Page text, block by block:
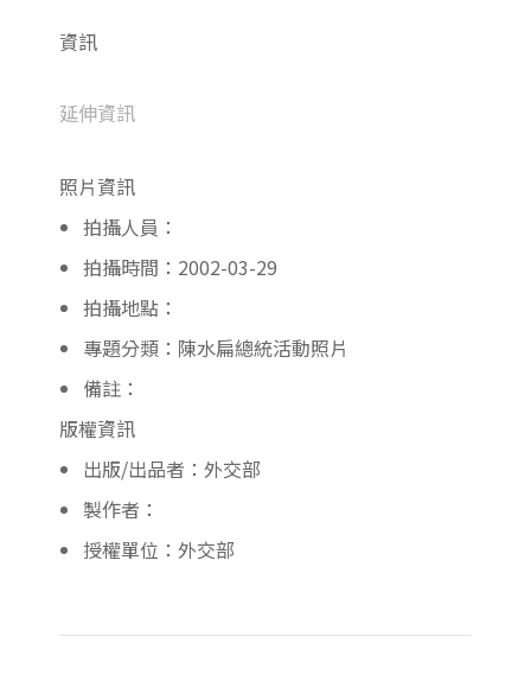
資訊
延伸資訊
照片資訊
拍攝人員：
拍攝時間：2002-03-29
拍攝地點：
專題分類：陳水扁總統活動照片
備註：
版權資訊
出版/出品者：外交部
製作者：
授權單位：外交部